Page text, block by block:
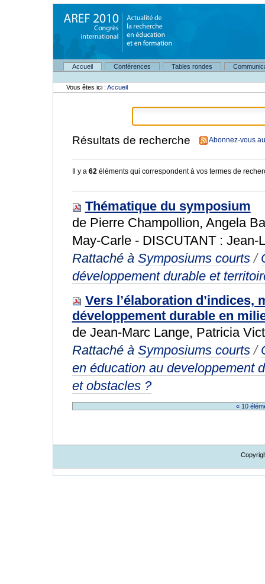
Accueil
Conférences Tables rondes
Outils
personnels
Vous êtes ici : Accueil
Résultats de recherche Abonnez-vous
Il y a 62éléments qui correspondent à vos termes de
Thématique du symposium
de Pierre Champollion, Angela
May-Carle - DISCUTANT : Jean-
Rattaché à Symposiums courts /
développement durable et
Vers l’élaboration d’indices,
développement durable en
de Jean-Marc Lange, Patricia
Rattaché à Symposiums courts /
en éducation au developpement
et obstacles ?
« 10